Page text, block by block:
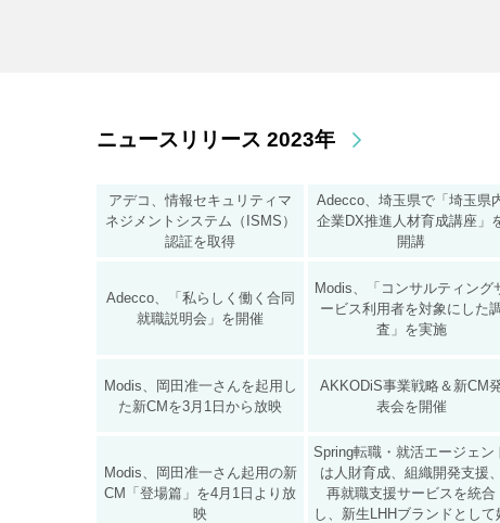
ニュースリリース 2023年
アデコ、情報セキュリティマ
ネジメントシステム（ISMS）
認証を取得
Adecco、埼玉県で「埼玉県
企業DX推進人材育成講座」
開講
Adecco、「私らしく働く合同
就職説明会」を開催
Modis、「コンサルティング
ービス利用者を対象にした
査」を実施
Modis、岡田准一さんを起用し
た新CMを3月1日から放映
AKKODiS事業戦略＆新CM
表会を開催
Modis、岡田准一さん起用の新
CM「登場篇」を4月1日より放
映
Spring転職・就活エージェン
は人財育成、組織開発支援、
再就職支援サービスを統合
し、新生LHHブランドとして